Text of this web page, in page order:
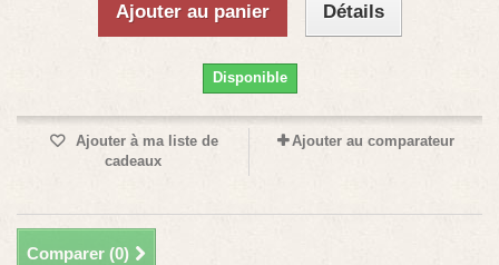
Ajouter au panier Détails
Disponible
Ajouter à ma liste de
cadeaux
Ajouter au comparateur
Comparer (0)